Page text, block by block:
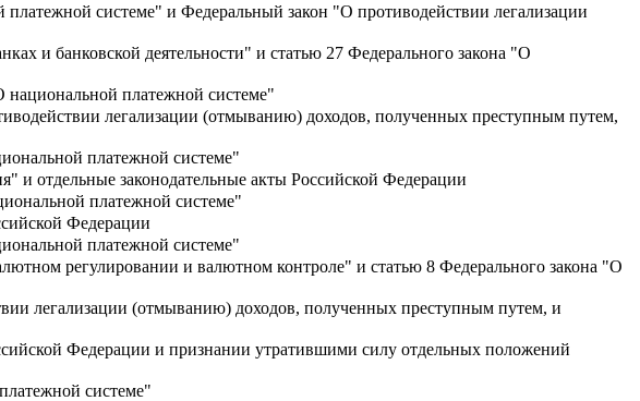
системе" и Федеральный закон "О противодействии легализации
и банковской деятельности" и статью 27 Федерального закона "О
национальной платежной системе"
легализации (отмыванию) доходов, полученных преступным путем,
платежной системе"
и отдельные законодательные акты Российской Федерации
платежной системе"
Федерации
платежной системе"
регулировании и валютном контроле" и статью 8 Федерального закона "О
легализации (отмыванию) доходов, полученных преступным путем, и
Федерации и признании утратившими силу отдельных положений
системе"